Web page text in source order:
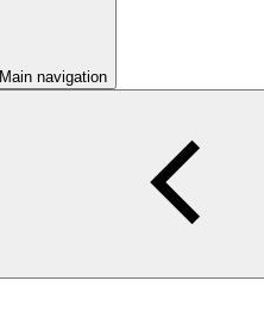
Main navigation